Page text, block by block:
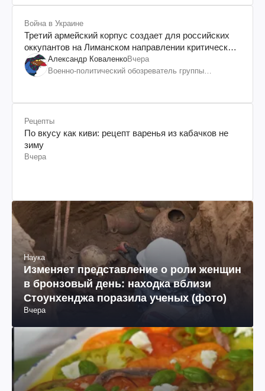
Война в Украине
Третий армейский корпус создает для российских
оккупантов на Лиманском направлении критический
дискомфорт: как это удалось
Александр КоваленкоВчера
Военно-политический обозреватель группы
Рецепты
По вкусу как киви: рецепт варенья из кабачков не
зиму
Вчера
Наука
Изменяет представление о роли женщин
в бронзовый день: находка вблизи
Стоунхенджа поразила ученых (фото)
Вчера